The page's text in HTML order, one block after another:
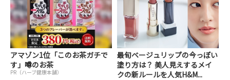
アマゾン1位「このお茶ガチで
す」噂のお茶
PR（ハーブ健康本舗）
最旬ベージュリップの今っぽい
塗り方は？ 美人見えするメイ
クの新ルールを人気H&M...